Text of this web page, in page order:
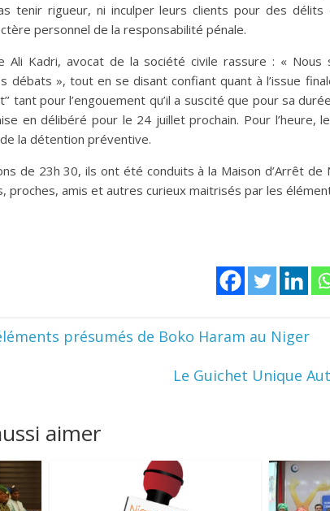
tenir rigueur, ni inculper leurs clients pour des délits
personnel de la responsabilité pénale.
Ali Kadri, avocat de la société civile rassure : « Nous
débats », tout en se disant confiant quant à l’issue
tant pour l’engouement qu’il a suscité que pour sa
en délibéré pour le 24 juillet prochain. Pour l’heure,
la détention préventive.
de 23h 30, ils ont été conduits à la Maison d’Arrêt de
proches, amis et autres curieux maitrisés par les
présumés de Boko Haram au Niger
Le Guichet Unique
aimer